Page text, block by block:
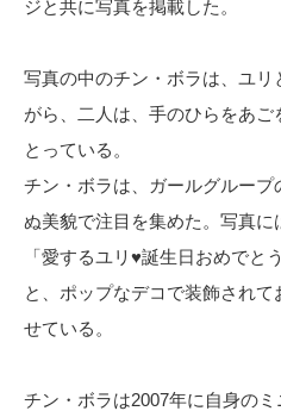
ジと共に写真を掲載した。
写真の中のチン・ボラは、ユ
がら、二人は、手のひらをあ
とっている。
チン・ボラは、ガールグルー
ぬ美貌で注目を集めた。写真に
「愛するユリ♥誕生日おめでと
と、ポップなデコで装飾され
せている。
チン・ボラは2007年に自身のミ